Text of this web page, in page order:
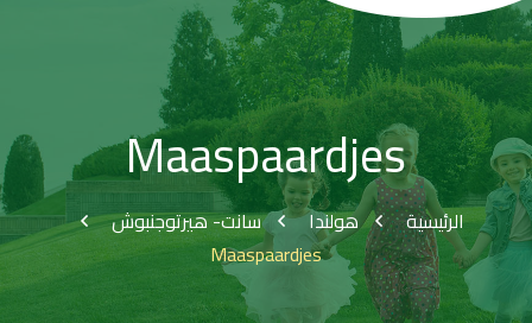
Maaspaardjes
الرئيسية هولندا
سانت- هيرتوجنبوش
Maaspaardjes